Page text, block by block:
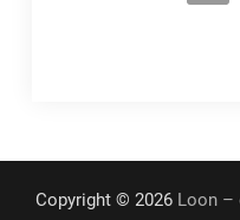
Copyright © 2026 Loon –